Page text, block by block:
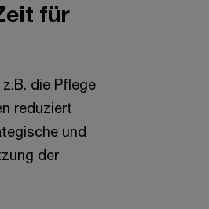
für
die Pflege
reduziert
und
der